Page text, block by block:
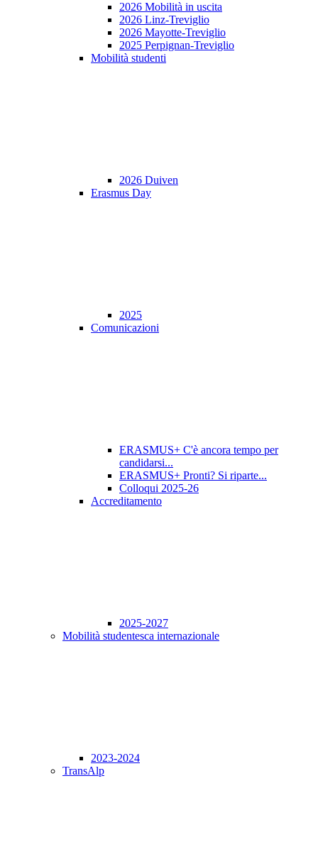
2026 Mobilità in uscita
2026 Linz-Treviglio
2026 Mayotte-Treviglio
2025 Perpignan-Treviglio
Mobilità studenti
2026 Duiven
Erasmus Day
2025
Comunicazioni
ERASMUS+ C'è ancora tempo per
candidarsi...
ERASMUS+ Pronti? Si riparte...
Colloqui 2025-26
Accreditamento
2025-2027
Mobilità studentesca internazionale
2023-2024
TransAlp